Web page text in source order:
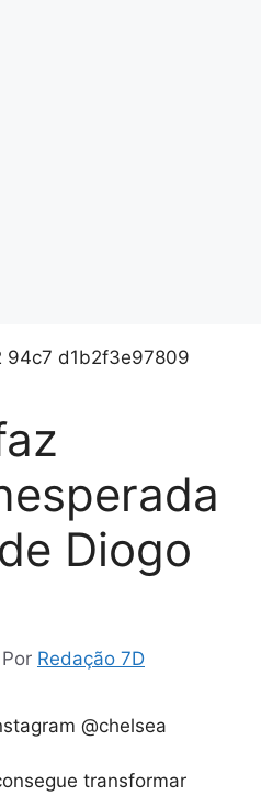
Diogo
Por Redação 7D
@chelsea
transformar